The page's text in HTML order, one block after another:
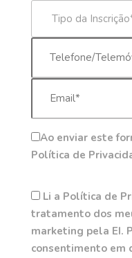
Ao enviar este
Política de
Li a Política de
tratamento dos
marketing pela EI.
consentimento em